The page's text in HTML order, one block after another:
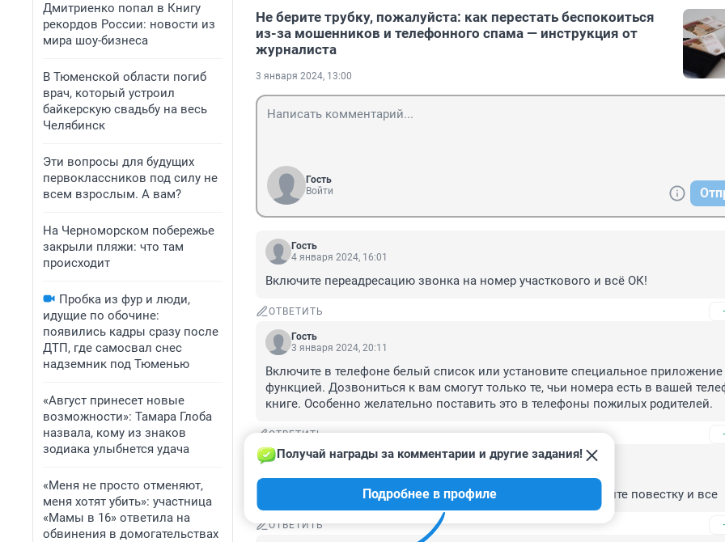
Дмитриенко попал в Книгу
рекордов России: новости из
мира шоу-бизнеса
В Тюменской области погиб
врач, который устроил
байкерскую свадьбу на весь
Челябинск
Эти вопросы для будущих
первоклассников под силу не
всем взрослым. А вам?
На Черноморском побережье
закрыли пляжи: что там
происходит
Пробка из фур и люди,
идущие по обочине:
появились кадры сразу после
ДТП, где самосвал снес
надземник под Тюменью
«Август принесет новые
возможности»: Тамара Глоба
назвала, кому из знаков
зодиака улыбнется удача
«Меня не просто отменяют,
меня хотят убить»: участница
«Мамы в 16» ответила на
обвинения в домогательствах
Не берите трубку, пожалуйста: как перестать беспокоиться
из-за мошенников и телефонного спама — инструкция от
журналиста
3 января 2024, 13:00
Гость
Войти
Гость
4 января 2024, 16:01
Включите переадресацию звонка на номер участкового и всё ОК!
ОТВЕТИТЬ
Гость
3 января 2024, 20:11
Включите в телефоне белый список или установите специальное приложение
функцией. Дозвониться к вам смогут только те, чьи номера есть в вашей
книге. Особенно желательно поставить это в телефоны пожилых родителей.
ОТВЕТИТЬ
Гость
звонили сказали завели уголовное дело сказала присылайте повестку и все
ОТВЕТИТЬ
Получай награды за комментарии и другие задания!
Подробнее в профиле